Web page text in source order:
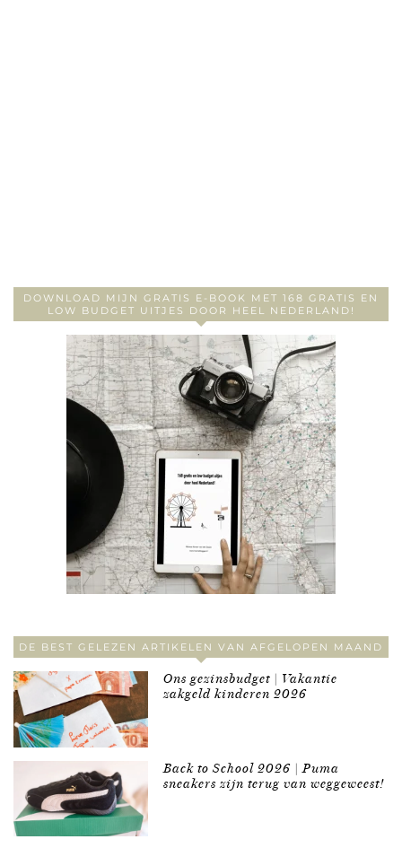
DOWNLOAD MIJN GRATIS E-BOOK MET 168 GRATIS EN
LOW BUDGET UITJES DOOR HEEL NEDERLAND!
DE BEST GELEZEN ARTIKELEN VAN AFGELOPEN MAAND
Ons gezinsbudget | Vakantie
zakgeld kinderen 2026
Back to School 2026 | Puma
sneakers zijn terug van weggeweest!